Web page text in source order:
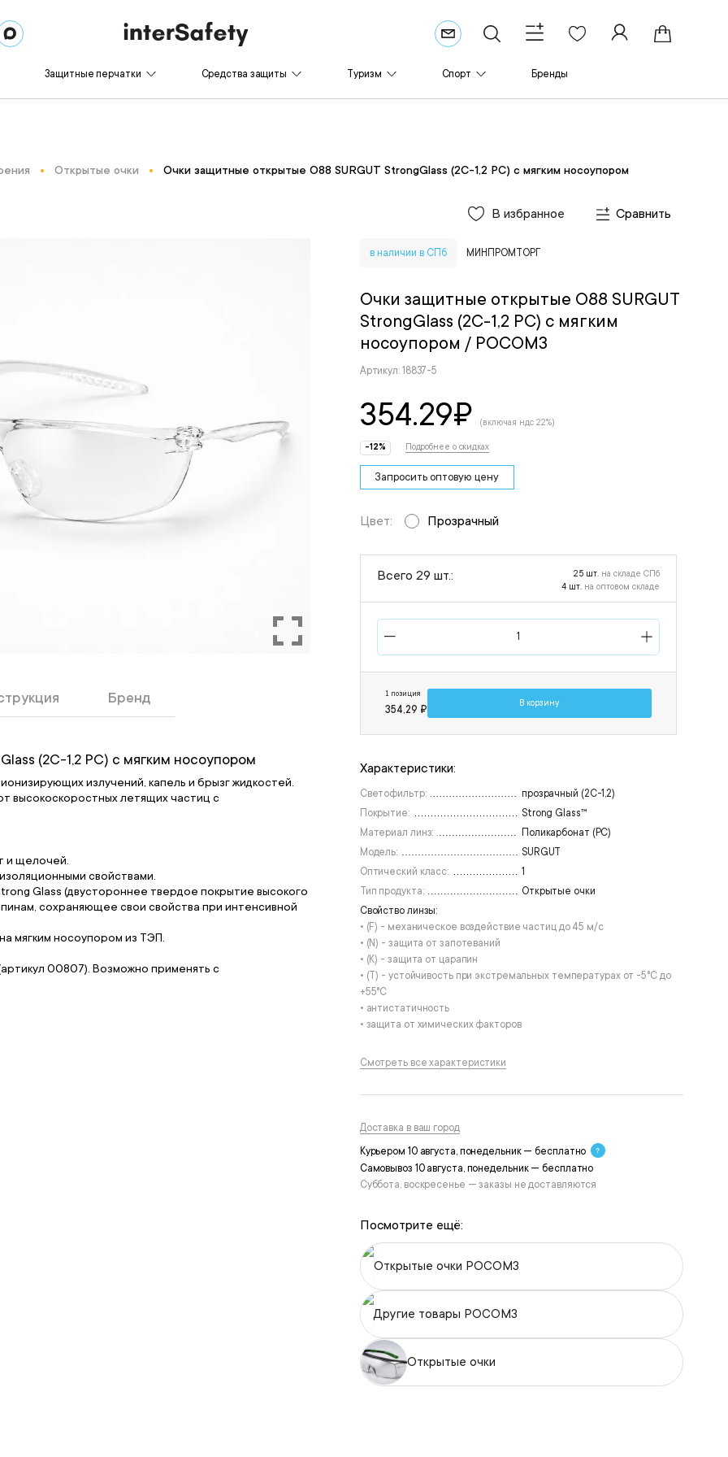
Защитные перчатки Средства защиты Туризм Спорт Бренды
Открытые очки Очки защитные открытые О88 SURGUT StrongGlass (2С-1,2 PC) с мягким носоупором
В избранное Сравнить
Бренд
(2С-1,2 PC) с мягким носоупором
излучений, капель и брызг жидкостей.
высокоскоростных летящих частиц с
и щелочей.
свойствами.
Glass (двустороннее твердое покрытие высокого
сохраняющее свои свойства при интенсивной
мягким носоупором из ТЭП.
00807). Возможно применять с
в наличии в СПб МИНПРОМТОРГ
Очки защитные открытые О88 SURGUT
StrongGlass (2С-1,2 PC) с мягким
носоупором / РОСОМЗ
Артикул: 18837-5
354.29₽ (включая ндс 22%)
-12% Подробнее о скидках
Запросить оптовую цену
Цвет: Прозрачный
Всего 29 шт.: 25 шт.на складе СПб
4 шт.на оптовом складе
1 позиция
354,29 ₽
В корзину
Характеристики:
Светофильтр:
прозрачный (2С-1,2)
Покрытие:
Strong Glass™
Материал линз:
Поликарбонат (РС)
Модель:
SURGUT
Оптический класс:
1
Тип продукта:
Открытые очки
Свойство линзы:
• (F) - механическое воздействие частиц до 45 м/с
• (N) - защита от запотеваний
• (К) - защита от царапин
• (T) - устойчивость при экстремальных температурах от -5°С до
+55°С
• антистатичность
• защита от химических факторов
Смотреть все характеристики
Доставка в ваш город
Курьером 10 августа, понедельник — бесплатно
Самовывоз 10 августа, понедельник — бесплатно
Суббота, воскресенье — заказы не доставляются
Посмотрите ещё:
Открытые очки РОСОМЗ
Другие товары РОСОМЗ
Открытые очки